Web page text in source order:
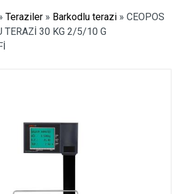
Teraziler » Barkodlu terazi » CEOPOS
TERAZİ 30 KG 2/5/10 G